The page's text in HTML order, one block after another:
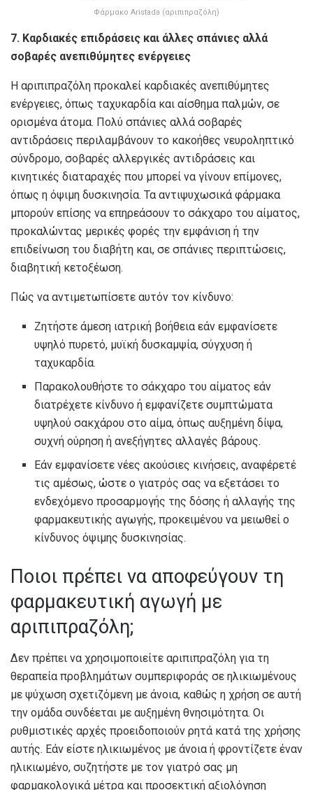
Φάρμακο Aristada (αριπιπραζόλη)
7. Καρδιακές επιδράσεις και άλλες σπάνιες αλλά
σοβαρές ανεπιθύμητες ενέργειες
Η αριπιπραζόλη προκαλεί καρδιακές ανεπιθύμητες
ενέργειες, όπως ταχυκαρδία και αίσθημα παλμών, σε
ορισμένα άτομα. Πολύ σπάνιες αλλά σοβαρές
αντιδράσεις περιλαμβάνουν το κακοήθες νευροληπτικό
σύνδρομο, σοβαρές αλλεργικές αντιδράσεις και
κινητικές διαταραχές που μπορεί να γίνουν επίμονες,
όπως η όψιμη δυσκινησία. Τα αντιψυχωσικά φάρμακα
μπορούν επίσης να επηρεάσουν το σάκχαρο του αίματος,
προκαλώντας μερικές φορές την εμφάνιση ή την
επιδείνωση του διαβήτη και, σε σπάνιες περιπτώσεις,
διαβητική κετοξέωση.
Πώς να αντιμετωπίσετε αυτόν τον κίνδυνο:
Ζητήστε άμεση ιατρική βοήθεια εάν εμφανίσετε
υψηλό πυρετό, μυϊκή δυσκαμψία, σύγχυση ή
ταχυκαρδία.
Παρακολουθήστε το σάκχαρο του αίματος εάν
διατρέχετε κίνδυνο ή εμφανίζετε συμπτώματα
υψηλού σακχάρου στο αίμα, όπως αυξημένη δίψα,
συχνή ούρηση ή ανεξήγητες αλλαγές βάρους.
Εάν εμφανίσετε νέες ακούσιες κινήσεις, αναφέρετέ
τις αμέσως, ώστε ο γιατρός σας να εξετάσει το
ενδεχόμενο προσαρμογής της δόσης ή αλλαγής της
φαρμακευτικής αγωγής, προκειμένου να μειωθεί ο
κίνδυνος όψιμης δυσκινησίας.
Ποιοι πρέπει να αποφεύγουν τη
φαρμακευτική αγωγή με
αριπιπραζόλη;
Δεν πρέπει να χρησιμοποιείτε αριπιπραζόλη για τη
θεραπεία προβλημάτων συμπεριφοράς σε ηλικιωμένους
με ψύχωση σχετιζόμενη με άνοια, καθώς η χρήση σε αυτή
την ομάδα συνδέεται με αυξημένη θνησιμότητα. Οι
ρυθμιστικές αρχές προειδοποιούν ρητά κατά της χρήσης
αυτής. Εάν είστε ηλικιωμένος με άνοια ή φροντίζετε έναν
ηλικιωμένο, συζητήστε με τον γιατρό σας μη
φαρμακολογικά μέτρα και προσεκτική αξιολόγηση